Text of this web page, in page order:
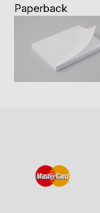
Paperback